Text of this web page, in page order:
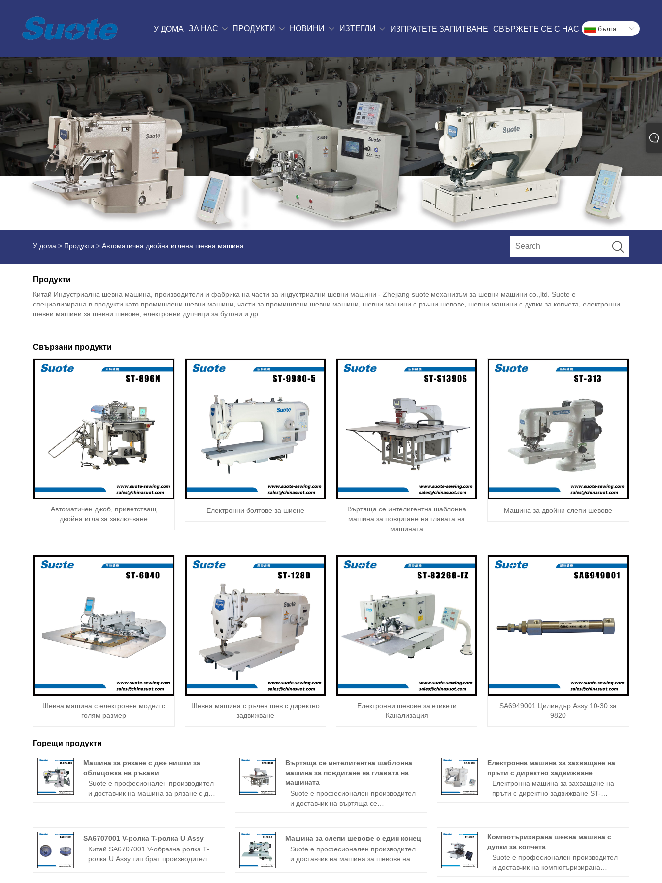
У ДОМА ЗА НАС ПРОДУКТИ НОВИНИ ИЗТЕГЛИ ИЗПРАТЕТЕ ЗАПИТВАНЕ СВЪРЖЕТЕ СЕ С НАС
У дома > Продукти > Автоматична двойна иглена шевна машина
Продукти
Китай Индустриална шевна машина, производители и фабрика на части за индустриални шевни машини - Zhejiang suote механизъм за шевни машини co.,ltd. Suote е
специализирана в продукти като промишлени шевни машини, части за промишлени шевни машини, шевни машини с ръчни шевове, шевни машини с дупки за копчета, електронни
шевни машини за шевни шевове, електронни дупчици за бутони и др.
Свързани продукти
Автоматичен джоб, приветстващ
двойна игла за заключване
Електронни болтове за шиене
Въртяща се интелигентна шаблонна
машина за повдигане на главата на
машината
Машина за двойни слепи шевове
Шевна машина с електронен модел с
голям размер
Шевна машина с ръчен шев с директно
задвижване
Електронни шевове за етикети
Канализация
SA6949001 Цилиндър Assy 10-30 за
9820
Горещи продукти
Машина за рязане с две нишки за
облицовка на ръкави
Suote е професионален производител
и доставчик на машина за рязане с две
висококачествена система за
обслужване на съвършенство и
производствен опит в продължение на
Въртяща се интелигентна шаблонна
машина за повдигане на главата на
машината
Suote е професионален производител
и доставчик на въртяща се
машина за шаблони от 20+ години.
Suote с професионална технология,
висококачествена система за
Електронна машина за захващане на
пръти с директно задвижване
Електронна машина за захващане на
пръти с директно задвижване ST-
следване на данните за шиене. ·
Реализация на широкообхватни
възможности за шиене и шиене с
ниско напрежение · Не е необходима
SA6707001 V-ролка T-ролка U Assy
Китай SA6707001 V-образна ролка T-
ролка U Assy тип брат производители
Машина за слепи шевове с един конец
Suote е професионален производител
и доставчик на машина за шевове на
Компютъризирана шевна машина с
дупки за копчета
Suote е професионален производител
и доставчик на компютъризирана